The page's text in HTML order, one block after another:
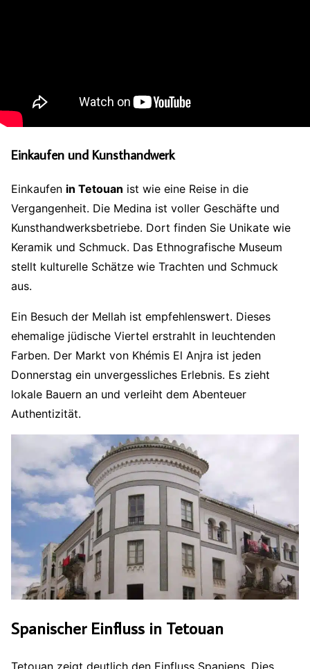
Einkaufen und Kunsthandwerk
Einkaufen in Tetouan ist wie eine Reise in die
Vergangenheit. Die Medina ist voller Geschäfte und
Kunsthandwerksbetriebe. Dort finden Sie Unikate wie
Keramik und Schmuck. Das Ethnografische Museum
stellt kulturelle Schätze wie Trachten und Schmuck
aus.
Ein Besuch der Mellah ist empfehlenswert. Dieses
ehemalige jüdische Viertel erstrahlt in leuchtenden
Farben. Der Markt von Khémis El Anjra ist jeden
Donnerstag ein unvergessliches Erlebnis. Es zieht
lokale Bauern an und verleiht dem Abenteuer
Authentizität.
Spanischer Einfluss in Tetouan
Tetouan zeigt deutlich den Einfluss Spaniens. Dies